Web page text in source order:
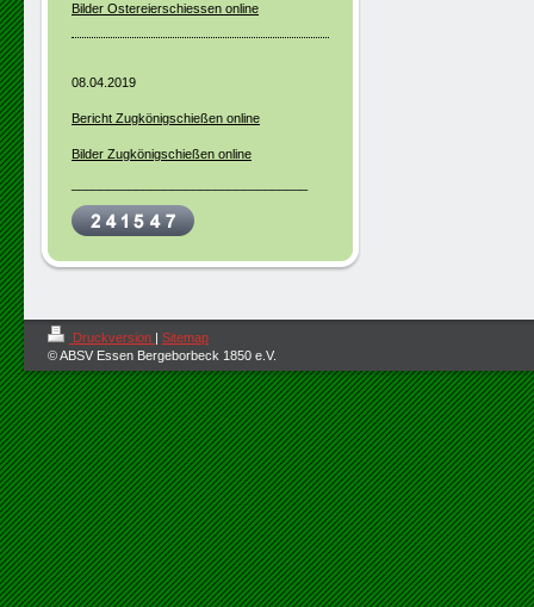
Bilder Ostereierschiessen online
08.04.2019
Bericht Zugkönigschießen online
Bilder Zugkönigschießen online
Druckversion | Sitemap
© ABSV Essen Bergeborbeck 1850 e.V.